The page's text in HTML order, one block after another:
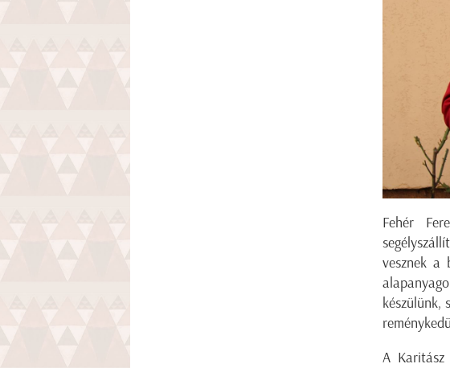
Fehér
vesznek a
készülünk,
A Karitász